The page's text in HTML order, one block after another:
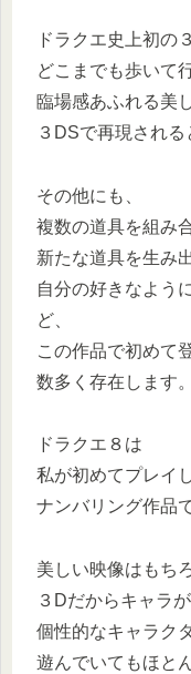
ドラクエ史上初の
どこまでも歩いて
臨場感あふれる美
３DSで再現される
その他にも、
複数の道具を組み
新たな道具を生み
自分の好きなよう
ど、
この作品で初めて
数多く存在します。
ドラクエ８は
私が初めてプレイ
ナンバリング作品
美しい映像はもち
３Dだからキャラ
個性的なキャラク
遊んでいてもほと